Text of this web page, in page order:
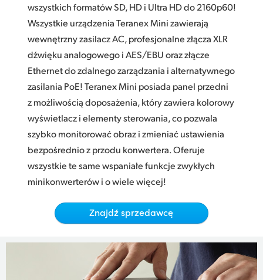
Korea
Malaysia
Netherlands
New Zealand
Norway
Portugal
Singapore
wszystkich formatów SD, HD i Ultra HD do 2160p60!
Wszystkie urządzenia Teranex Mini zawierają
wewnętrzny zasilacz AC, profesjonalne złącza XLR
dźwięku analogowego i AES/EBU oraz złącze
Ethernet do zdalnego zarządzania i alternatywnego
zasilania PoE! Teranex Mini posiada panel przedni
z możliwością doposażenia, który zawiera kolorowy
wyświetlacz i elementy sterowania, co pozwala
szybko monitorować obraz i zmieniać ustawienia
bezpośrednio z przodu konwertera. Oferuje
wszystkie te same wspaniałe funkcje zwykłych
minikonwerterów i o wiele więcej!
Znajdź sprzedawcę